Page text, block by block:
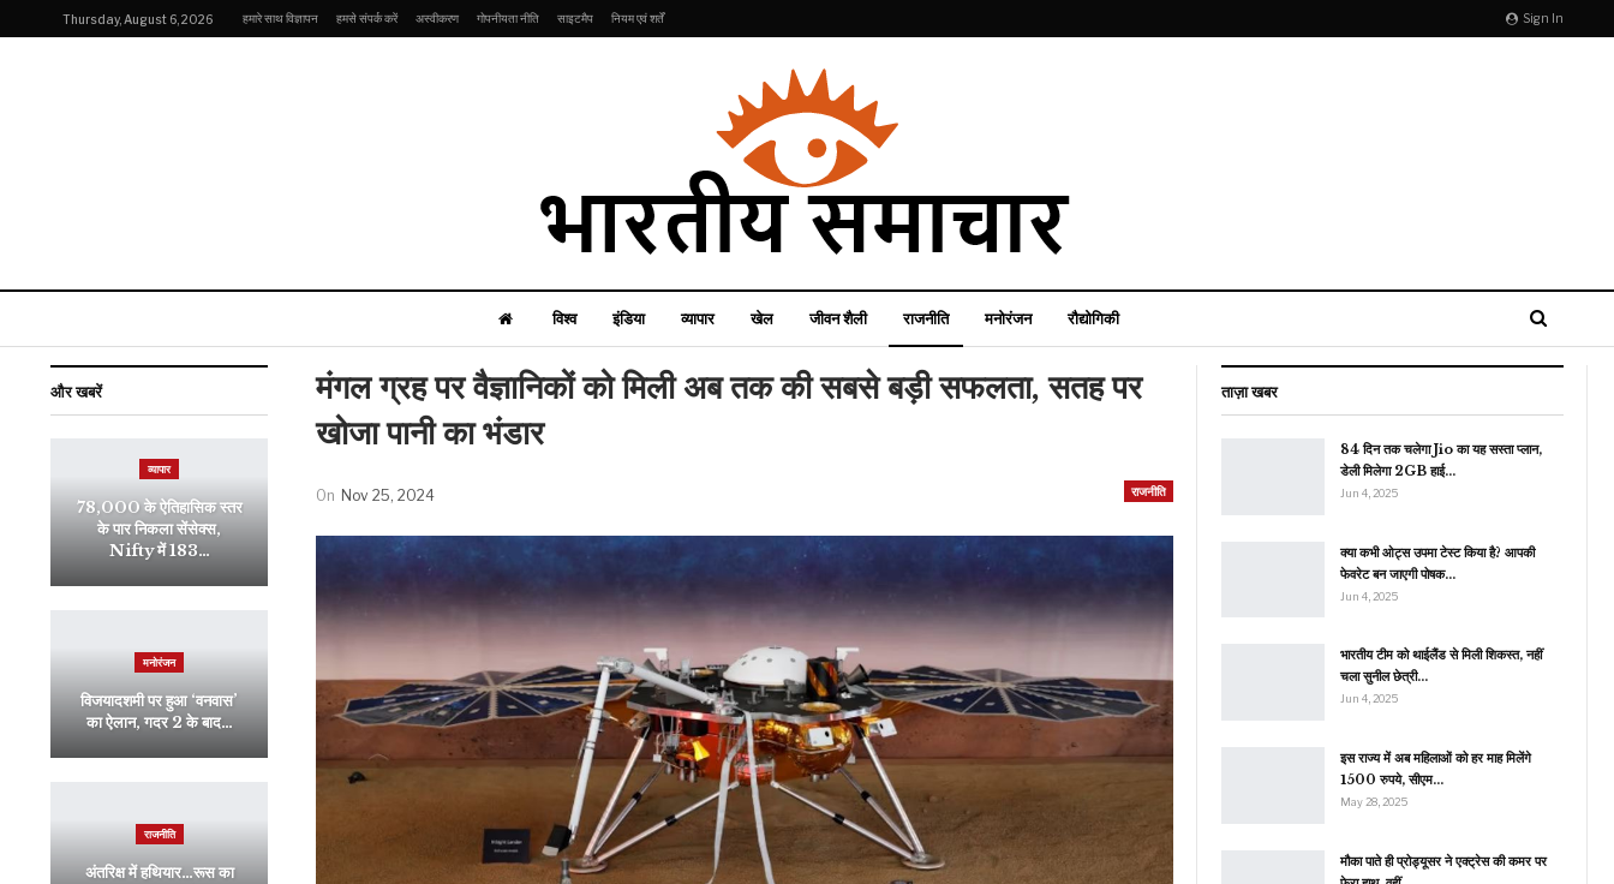
Sign In
Thursday, August 6, 2026 हमारे साथ विज्ञापन हमसे संपर्क करें अस्वीकरण गोपनीयता नीति साइटमैप नियम एवं शर्तें
विश्व इंडिया व्यापार खेल जीवन शैली राजनीति मनोरंजन रौद्योगिकी
मंगल ग्रह पर वैज्ञानिकों को मिली अब तक की सबसे बड़ी सफलता, सतह पर
खोजा पानी का भंडार
राजनीति
On Nov 25, 2024
ताज़ा खबर
84 दिन तक चलेगा Jio का यह सस्ता प्लान,
डेली मिलेगा 2GB हाई…
Jun 4, 2025
क्या कभी ओट्स उपमा टेस्ट किया है? आपकी
फेवरेट बन जाएगी पोषक…
Jun 4, 2025
भारतीय टीम को थाईलैंड से मिली शिकस्त, नहीं
चला सुनील छेत्री…
Jun 4, 2025
इस राज्य में अब महिलाओं को हर माह मिलेंगे
1500 रुपये, सीएम…
May 28, 2025
मौका पाते ही प्रोड्यूसर ने एक्ट्रेस की कमर पर
और खबरें
व्यापार
78,000 के ऐतिहासिक स्तर
के पार निकला सेंसेक्स,
Nifty में 183…
मनोरंजन
विजयादशमी पर हुआ ‘वनवास’
का ऐलान, गदर 2 के बाद…
राजनीति
अंतरिक्ष में हथियार…रूस का